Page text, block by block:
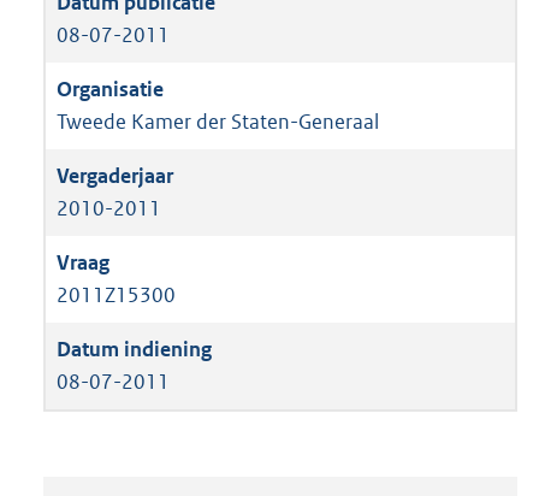
08-07-2011
Tweede Kamer der Staten-Generaal
2010-2011
2011Z15300
08-07-2011